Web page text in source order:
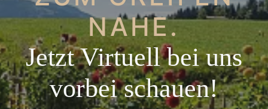
NAHE.
Jetzt Virtuell bei uns
vorbei schauen!